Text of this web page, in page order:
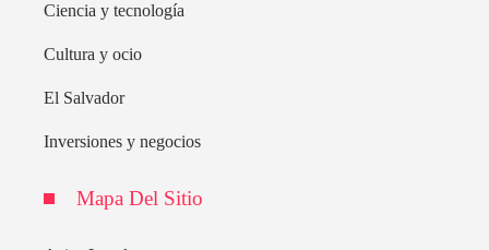
Ciencia y tecnología
Cultura y ocio
El Salvador
Inversiones y negocios
Mapa Del Sitio